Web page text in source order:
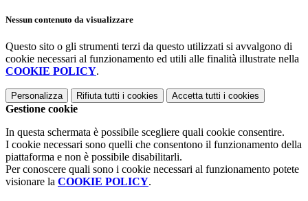
Nessun contenuto da visualizzare
Questo sito o gli strumenti terzi da questo utilizzati si avvalgono di
cookie necessari al funzionamento ed utili alle finalità illustrate nella
COOKIE POLICY.
Personalizza Rifiuta tutti i cookies Accetta tutti i cookies
Gestione cookie
In questa schermata è possibile scegliere quali cookie consentire.
I cookie necessari sono quelli che consentono il funzionamento della
piattaforma e non è possibile disabilitarli.
Per conoscere quali sono i cookie necessari al funzionamento potete
visionare la COOKIE POLICY.